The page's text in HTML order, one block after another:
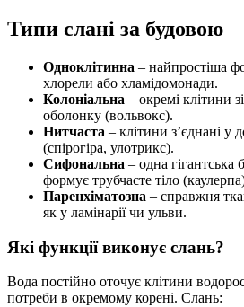
Типи слані за будовою
Одноклітинна – найпростіша
хлорели або хламідомонади.
Колоніальна – окремі клітини
оболонку (вольвокс).
Нитчаста – клітини з’єднані у
(спірогіра, улотрикс).
Сифональна – одна гігантська
формує трубчасте тіло
Паренхіматозна – справжня
як у ламінарії чи ульви.
Які функції виконує слань?
Вода постійно оточує клітини
потреби в окремому корені. Слань: